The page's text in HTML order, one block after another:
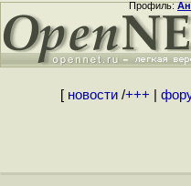
Профиль:
[ новости/+++